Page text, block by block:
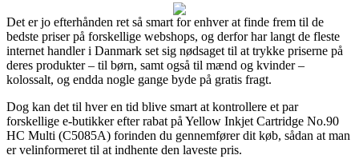
Det er jo efterhånden ret så smart for enhver at finde frem til de
bedste priser på forskellige webshops, og derfor har langt de fleste
internet handler i Danmark set sig nødsaget til at trykke priserne på
deres produkter – til børn, samt også til mænd og kvinder –
kolossalt, og endda nogle gange byde på gratis fragt.
Dog kan det til hver en tid blive smart at kontrollere et par
forskellige e-butikker efter rabat på Yellow Inkjet Cartridge No.90
HC Multi (C5085A) forinden du gennemfører dit køb, sådan at man
er velinformeret til at indhente den laveste pris.